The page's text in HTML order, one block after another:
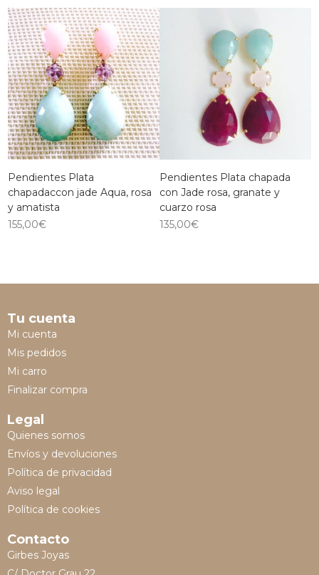
Pendientes Plata
chapadaccon jade Aqua, rosa
y amatista
155,00€
Pendientes Plata chapada
con Jade rosa, granate y
cuarzo rosa
135,00€
Tu cuenta
Mi cuenta
Mis pedidos
Mi carro
Finalizar compra
Legal
Quienes somos
Envíos y devoluciones
Política de privacidad
Aviso legal
Política de cookies
Contacto
Girbes Joyas